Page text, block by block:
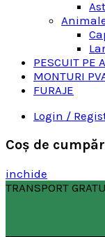
PESCUIT PE
MONTURI
FURAJE
Login /
Coş de
inchide
TRANSPORT